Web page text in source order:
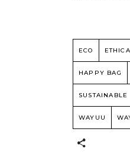
ECO
HAPPY BAG
SUSTAINABLE
WAYUU